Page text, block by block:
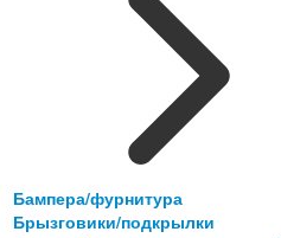
Бампера/фурнитура
Брызговики/подкрылки